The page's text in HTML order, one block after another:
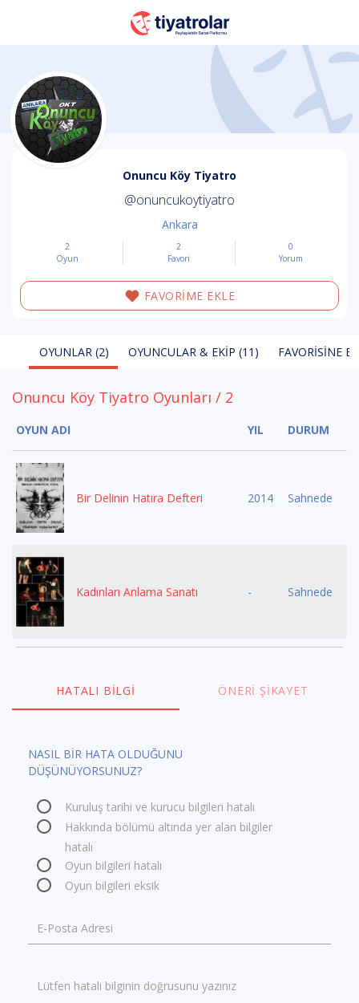
Onuncu Köy Tiyatro
@onuncukoytiyatro
Ankara
2
Oyun
2
Favori
0
Yorum
FAVORİME EKLE
OYUNLAR (2) OYUNCULAR & EKIP (11) FAVORISINE
Onuncu Köy Tiyatro Oyunları / 2
OYUN ADI YIL DURUM
Bir Delinin Hatıra Defteri 2014 Sahnede
Kadınları Anlama Sanatı - Sahnede
HATALI BILGI ÖNERI ŞIKAYET
NASIL BİR HATA OLDUĞUNU
DÜŞÜNÜYORSUNUZ?
Kuruluş tarihi ve kurucu bilgileri hatalı
Hakkında bölümü altında yer alan bilgiler
hatalı
Oyun bilgileri hatalı
Oyun bilgileri eksik
E-Posta Adresi
Lütfen hatalı bilginin doğrusunu yazınız